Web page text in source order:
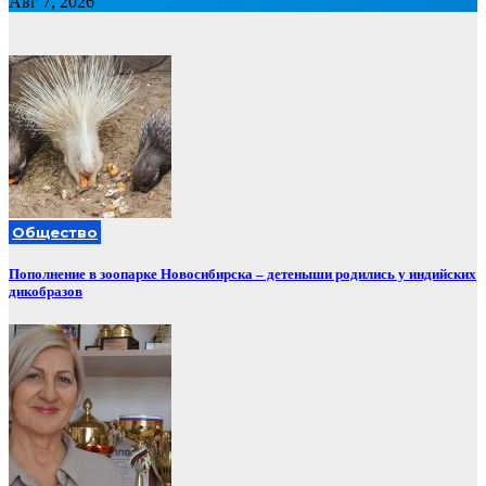
Общество
Пополнение в зоопарке Новосибирска – детеныши родились у индийских
дикобразов